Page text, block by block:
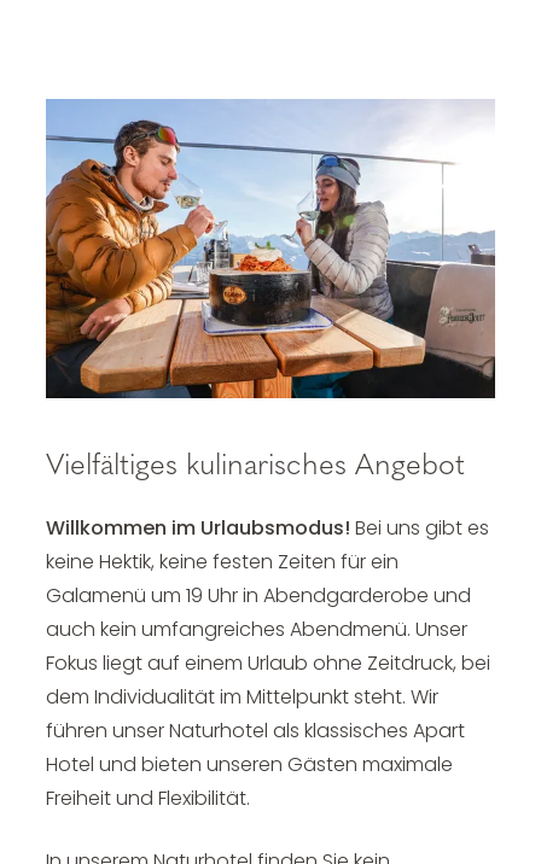
Vielfältiges kulinarisches Angebot
Willkommen im Urlaubsmodus! Bei uns gibt es
keine Hektik, keine festen Zeiten für ein
Galamenü um 19 Uhr in Abendgarderobe und
auch kein umfangreiches Abendmenü. Unser
Fokus liegt auf einem Urlaub ohne Zeitdruck, bei
dem Individualität im Mittelpunkt steht. Wir
führen unser Naturhotel als klassisches Apart
Hotel und bieten unseren Gästen maximale
Freiheit und Flexibilität.